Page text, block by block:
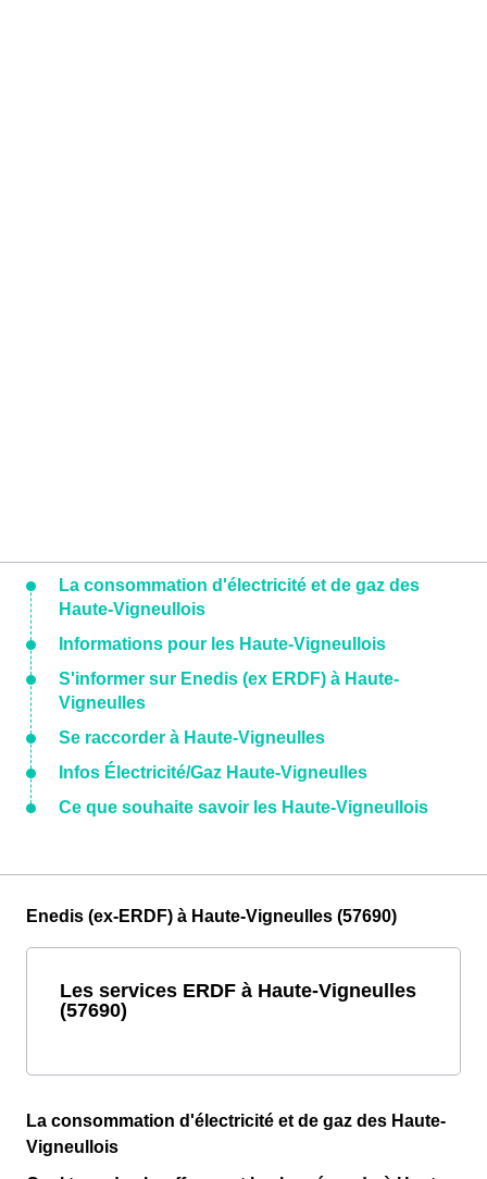
La consommation d'électricité et de gaz des
Haute-Vigneullois
Informations pour les Haute-Vigneullois
S'informer sur Enedis (ex ERDF) à Haute-
Vigneulles
Se raccorder à Haute-Vigneulles
Infos Électricité/Gaz Haute-Vigneulles
Ce que souhaite savoir les Haute-Vigneullois
Enedis (ex-ERDF) à Haute-Vigneulles (57690)
Les services ERDF à Haute-Vigneulles
(57690)
La consommation d'électricité et de gaz des Haute-
Vigneullois